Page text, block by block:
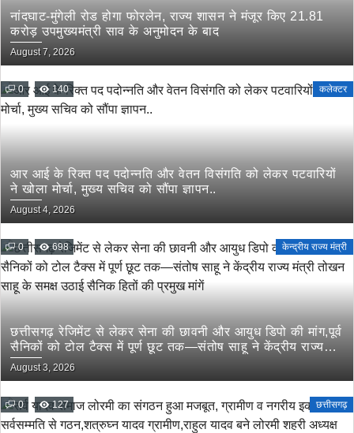
नांदघाट-मुंगेली रोड होगा फोरलेन, राज्य शासन ने मंजूर किए 21.81
करोड़ उपमुख्यमंत्री साव के अनुमोदन के बाद
August 7, 2026
0 140 कलेक्टर
आर आई के रिक्त पद पदोन्नति और वेतन विसंगति को लेकर पटवारियों
ने खोला मोर्चा, मुख्य सचिव को सौंपा ज्ञापन..
August 4, 2026
0 698 केन्द्रीय राज्य मंत्री
छत्तीसगढ़ रेजिमेंट से लेकर सेना की छावनी और आयुध डिपो की मांग,पूर्व
सैनिकों को टोल टैक्स में पूर्ण छूट तक—संतोष साहू ने केंद्रीय राज्य
मंत्री तोखन साहू के समक्ष उठाई सैनिक हितों की प्रमुख मांगें
August 3, 2026
0 127 छत्तीसगढ़